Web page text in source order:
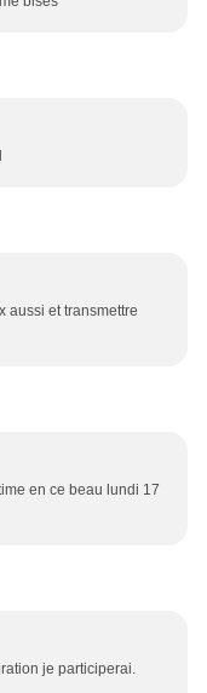
aussi et transmettre
en ce beau lundi 17
je participerai.